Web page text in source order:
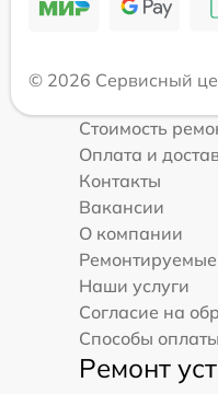
© 2026 Сервисный
Стоимость
Оплата и
Контакты
Вакансии
О компании
Наши услуги
Согласие на
Способы оплаты
Ремонт